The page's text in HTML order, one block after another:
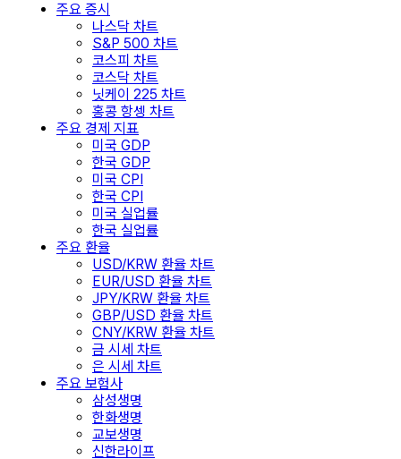
주요 증시
나스닥 차트
S&P 500 차트
코스피 차트
코스닥 차트
닛케이 225 차트
홍콩 항셍 차트
주요 경제 지표
미국 GDP
한국 GDP
미국 CPI
한국 CPI
미국 실업률
한국 실업률
주요 환율
USD/KRW 환율 차트
EUR/USD 환율 차트
JPY/KRW 환율 차트
GBP/USD 환율 차트
CNY/KRW 환율 차트
금 시세 차트
은 시세 차트
주요 보험사
삼성생명
한화생명
교보생명
신한라이프